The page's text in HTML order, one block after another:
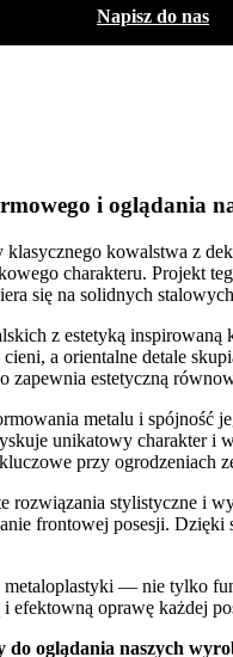
Napisz do nas
i oglądania
kowalstwa z
charakteru. Projekt
się na solidnych
z estetyką
a orientalne detale
zapewnia estetyczną
metalu i spójność
unikatowy charakter
przy ogrodzeniach
stylistyczne i
frontowej posesji.
— nie tylko
efektowną oprawę każdej
do oglądania naszych